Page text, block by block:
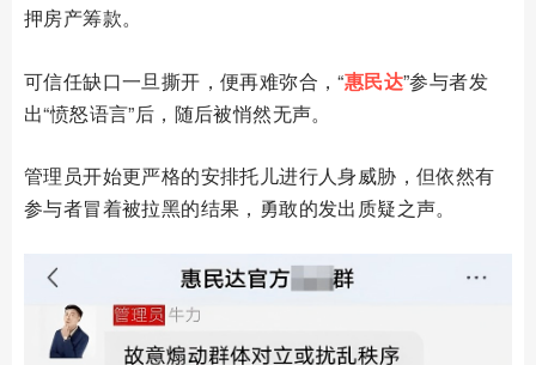
押房产筹款。
可信任缺口一旦撕开，便再难弥合，“惠民达”参与者发
出“愤怒语言”后，随后被悄然无声。
管理员开始更严格的安排托儿进行人身威胁，但依然有
参与者冒着被拉黑的结果，勇敢的发出质疑之声。